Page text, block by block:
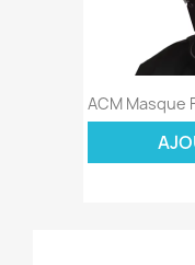
ACM Masque